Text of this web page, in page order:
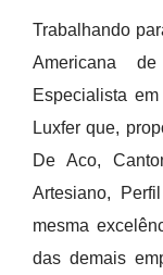
Trabalhando
Americana
Especialista
Luxfer que,
De Aco,
Artesiano,
mesma
das demais